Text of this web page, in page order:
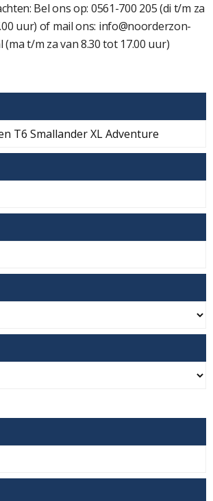
Bel ons op: 0561-700 205 (di t/m za
uur) of mail ons: info@noorderzon-
(ma t/m za van 8.30 tot 17.00 uur)